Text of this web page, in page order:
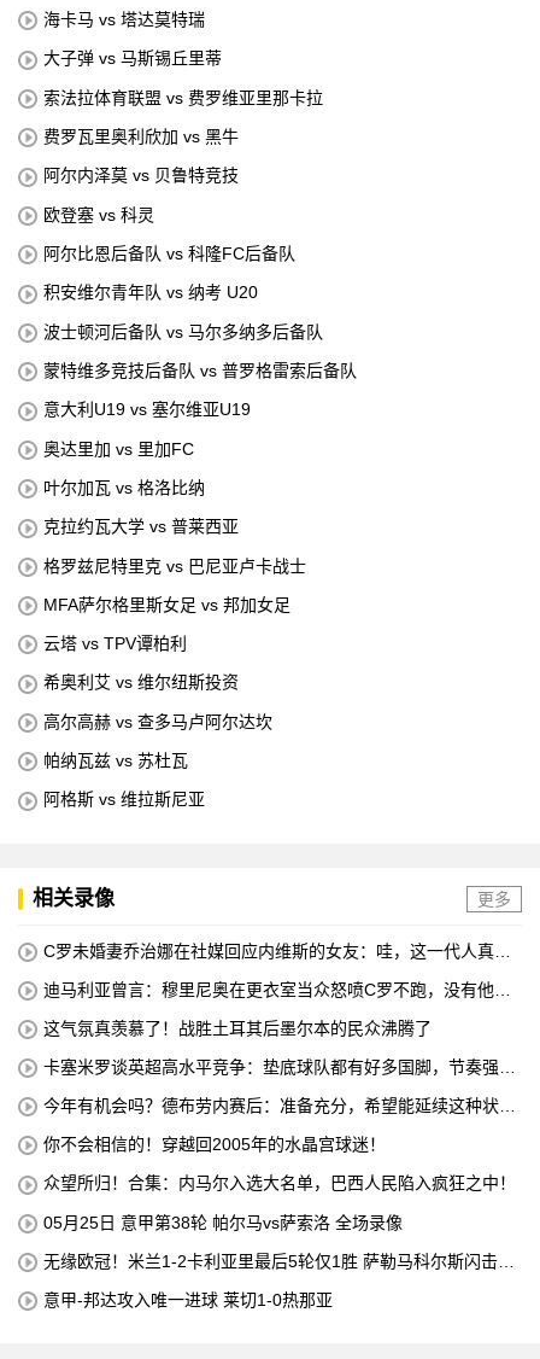
海卡马 vs 塔达莫特瑞
大子弹 vs 马斯锡丘里蒂
索法拉体育联盟 vs 费罗维亚里那卡拉
费罗瓦里奥利欣加 vs 黑牛
阿尔内泽莫 vs 贝鲁特竞技
欧登塞 vs 科灵
阿尔比恩后备队 vs 科隆FC后备队
积安维尔青年队 vs 纳考 U20
波士顿河后备队 vs 马尔多纳多后备队
蒙特维多竞技后备队 vs 普罗格雷索后备队
意大利U19 vs 塞尔维亚U19
奥达里加 vs 里加FC
叶尔加瓦 vs 格洛比纳
克拉约瓦大学 vs 普莱西亚
格罗兹尼特里克 vs 巴尼亚卢卡战士
MFA萨尔格里斯女足 vs 邦加女足
云塔 vs TPV谭柏利
希奥利艾 vs 维尔纽斯投资
高尔高赫 vs 查多马卢阿尔达坎
帕纳瓦兹 vs 苏杜瓦
阿格斯 vs 维拉斯尼亚
相关录像 更多
C罗未婚妻乔治娜在社媒回应内维斯的女友：哇，这一代人真劲
迪马利亚曾言：穆里尼奥在更衣室当众怒喷C罗不跑，没有他不
这气氛真羡慕了！战胜土耳其后墨尔本的民众沸腾了
卡塞米罗谈英超高水平竞争：垫底球队都有好多国脚，节奏强度
今年有机会吗？德布劳内赛后：准备充分，希望能延续这种状
你不会相信的！穿越回2005年的水晶宫球迷！
众望所归！合集：内马尔入选大名单，巴西人民陷入疯狂之中！
05月25日 意甲第38轮 帕尔马vs萨索洛 全场录像
无缘欧冠！米兰1-2卡利亚里最后5轮仅1胜 萨勒马科尔斯闪击难
意甲-邦达攻入唯一进球 莱切1-0热那亚